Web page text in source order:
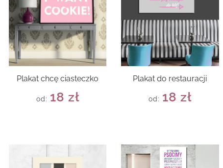
Plakat chcę ciasteczko
od: 18 zł
Plakat do restauracji
od: 18 zł